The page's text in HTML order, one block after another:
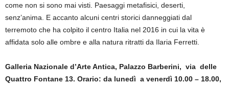
come non si sono mai visti. Paesaggi metafisici, deserti,
senz’anima. E accanto alcuni centri storici danneggiati dal
terremoto che ha colpito il centro Italia nel 2016 in cui la vita è
affidata solo alle ombre e alla natura ritratti da Ilaria Ferretti.
Galleria Nazionale d’Arte Antica, Palazzo Barberini, via delle
Quattro Fontane 13. Orario: da lunedì a venerdì 10.00 – 18.00,